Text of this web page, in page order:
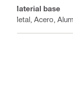
Material base
Metal, Acero,